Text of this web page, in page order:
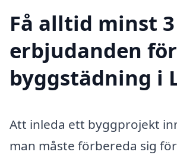
Få alltid minst 3
erbjudanden för
byggstädning i
Att inleda ett byggprojekt
man måste förbereda sig